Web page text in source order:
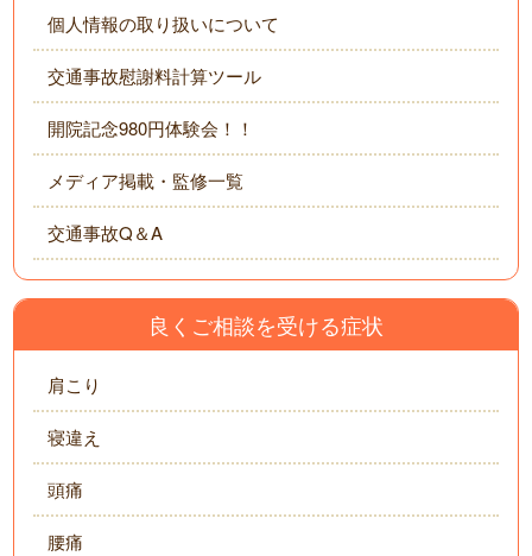
個人情報の取り扱いについて
交通事故慰謝料計算ツール
開院記念980円体験会！！
メディア掲載・監修一覧
交通事故Q＆A
良くご相談を受ける症状
肩こり
寝違え
頭痛
腰痛